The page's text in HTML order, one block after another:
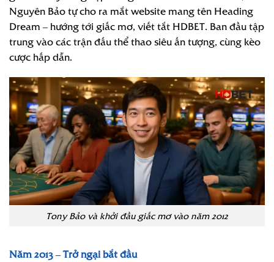
Nguyên Bảo tự cho ra mắt website mang tên Heading
Dream – hướng tới giấc mơ, viết tắt HDBET. Ban đầu tập
trung vào các trận đấu thể thao siêu ấn tượng, cùng kèo
cược hấp dẫn.
Tony Bảo và khởi đầu giấc mơ vào năm 2012
Năm 2013 – Trở ngại bắt đầu